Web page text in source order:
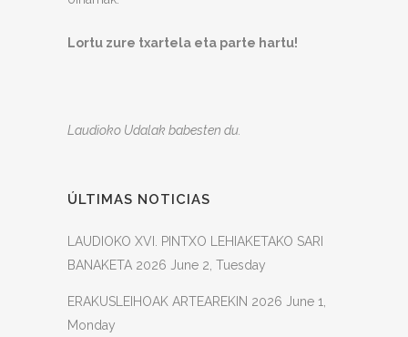
Lortu zure txartela eta parte hartu!
Laudioko Udalak babesten du.
ÚLTIMAS NOTICIAS
LAUDIOKO XVI. PINTXO LEHIAKETAKO SARI
BANAKETA 2026 June 2, Tuesday
ERAKUSLEIHOAK ARTEAREKIN 2026 June 1,
Monday